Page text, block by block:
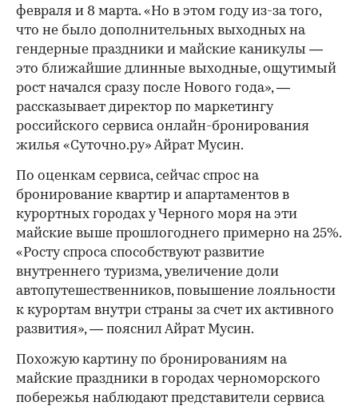
февраля и 8 марта. «Но в этом году из-за того,
что не было дополнительных выходных на
гендерные праздники и майские каникулы —
это ближайшие длинные выходные, ощутимый
рост начался сразу после Нового года», —
рассказывает директор по маркетингу
российского сервиса онлайн-бронирования
жилья «Суточно.ру» Айрат Мусин.
По оценкам сервиса, сейчас спрос на
бронирование квартир и апартаментов в
курортных городах у Черного моря на эти
майские выше прошлогоднего примерно на 25%.
«Росту спроса способствуют развитие
внутреннего туризма, увеличение доли
автопутешественников, повышение лояльности
к курортам внутри страны за счет их активного
развития», — пояснил Айрат Мусин.
Похожую картину по бронированиям на
майские праздники в городах черноморского
побережья наблюдают представители сервиса